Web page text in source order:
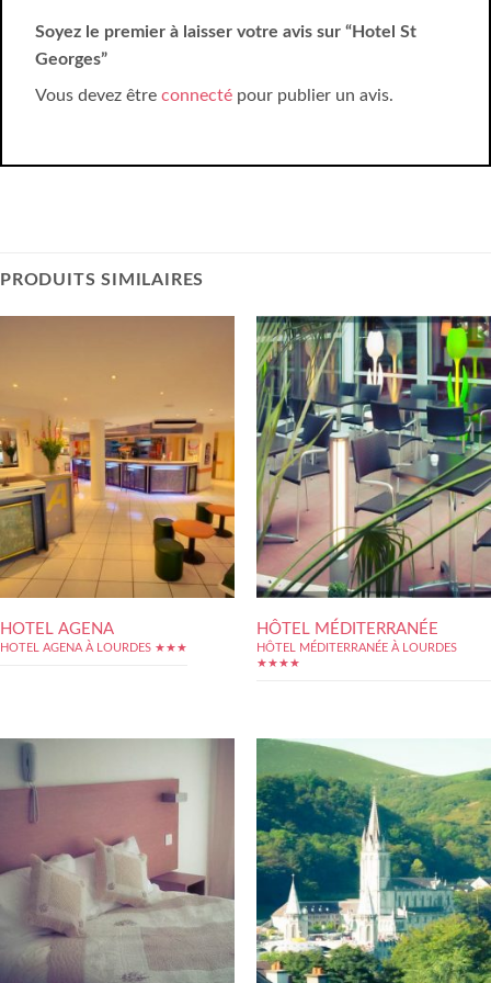
Soyez le premier à laisser votre avis sur “Hotel St
Georges”
Vous devez être connecté pour publier un avis.
PRODUITS SIMILAIRES
HOTEL AGENA
HOTEL AGENA À LOURDES ★★★
HÔTEL MÉDITERRANÉE
HÔTEL MÉDITERRANÉE À LOURDES
★★★★